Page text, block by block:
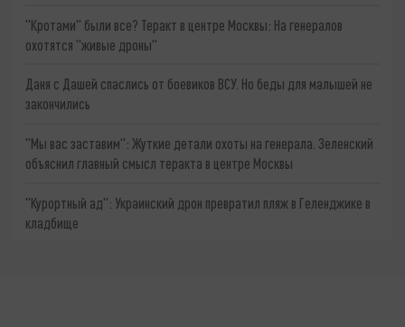
"Кротами" были все? Теракт в центре Москвы: На генералов
охотятся "живые дроны"
Даня с Дашей спаслись от боевиков ВСУ. Но беды для малышей не
закончились
"Мы вас заставим": Жуткие детали охоты на генерала. Зеленский
объяснил главный смысл теракта в центре Москвы
"Курортный ад": Украинский дрон превратил пляж в Геленджике в
кладбище